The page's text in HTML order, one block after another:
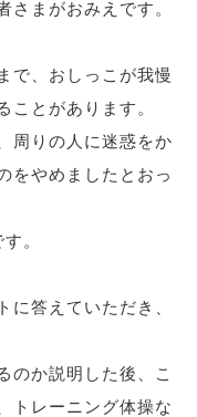
さまがおみえです。
で、おしっこが我慢
ことがあります。
周りの人に迷惑をか
をやめましたとおっ
。
に答えていただき、
のか説明した後、こ
トレーニング体操な